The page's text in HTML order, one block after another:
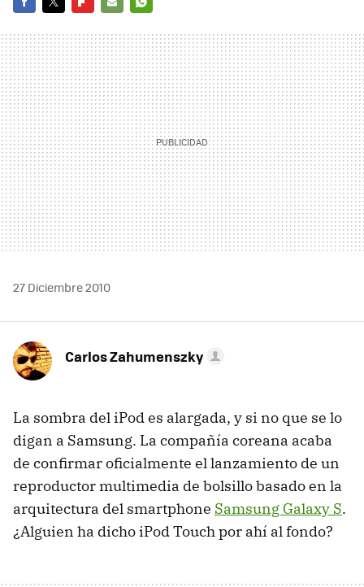
MAIL
27 Diciembre 2010
Carlos Zahumenszky
La sombra del iPod es alargada, y si no que se lo
digan a Samsung. La compañía coreana acaba
de confirmar oficialmente el lanzamiento de un
reproductor multimedia de bolsillo basado en la
arquitectura del smartphone Samsung Galaxy S.
¿Alguien ha dicho iPod Touch por ahí al fondo?